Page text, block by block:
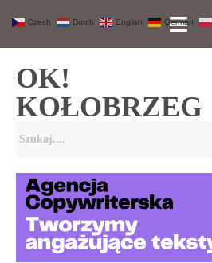
OK!
KOŁOBRZEG
Czech Dutch English German